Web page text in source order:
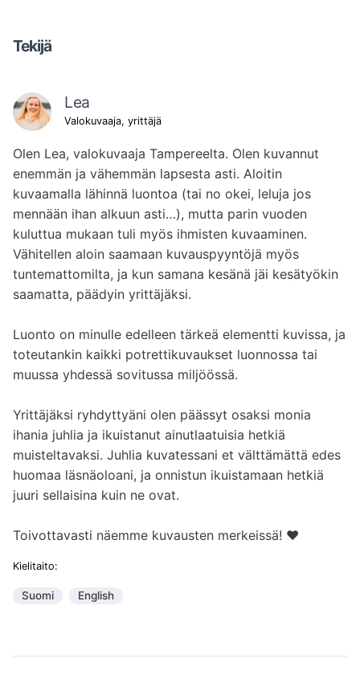
Tekijä
Lea
Valokuvaaja, yrittäjä
Olen Lea, valokuvaaja Tampereelta. Olen kuvannut
enemmän ja vähemmän lapsesta asti. Aloitin
kuvaamalla lähinnä luontoa (tai no okei, leluja jos
mennään ihan alkuun asti…), mutta parin vuoden
kuluttua mukaan tuli myös ihmisten kuvaaminen.
Vähitellen aloin saamaan kuvauspyyntöjä myös
tuntemattomilta, ja kun samana kesänä jäi kesätyökin
saamatta, päädyin yrittäjäksi.
Luonto on minulle edelleen tärkeä elementti kuvissa, ja
toteutankin kaikki potrettikuvaukset luonnossa tai
muussa yhdessä sovitussa miljöössä.
Yrittäjäksi ryhdyttyäni olen päässyt osaksi monia
ihania juhlia ja ikuistanut ainutlaatuisia hetkiä
muisteltavaksi. Juhlia kuvatessani et välttämättä edes
huomaa läsnäoloani, ja onnistun ikuistamaan hetkiä
juuri sellaisina kuin ne ovat.
Toivottavasti näemme kuvausten merkeissä! ♥
Kielitaito:
Suomi English